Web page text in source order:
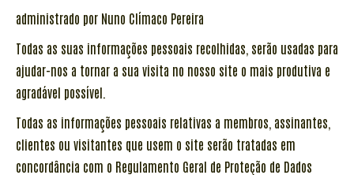
administrado por Nuno Clímaco Pereira
Todas as suas informações pessoais recolhidas, serão usadas para
ajudar-nos a tornar a sua visita no nosso site o mais produtiva e
agradável possível.
Todas as informações pessoais relativas a membros, assinantes,
clientes ou visitantes que usem o site serão tratadas em
concordância com o Regulamento Geral de Proteção de Dados